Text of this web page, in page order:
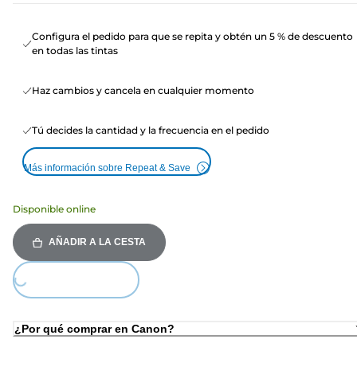
Configura el pedido para que se repita y obtén un 5 % de descuento
en todas las tintas
Haz cambios y cancela en cualquier momento
Tú decides la cantidad y la frecuencia en el pedido
Más información sobre Repeat & Save
Disponible online
AÑADIR A LA CESTA
Loading...
¿Por qué comprar en Canon?